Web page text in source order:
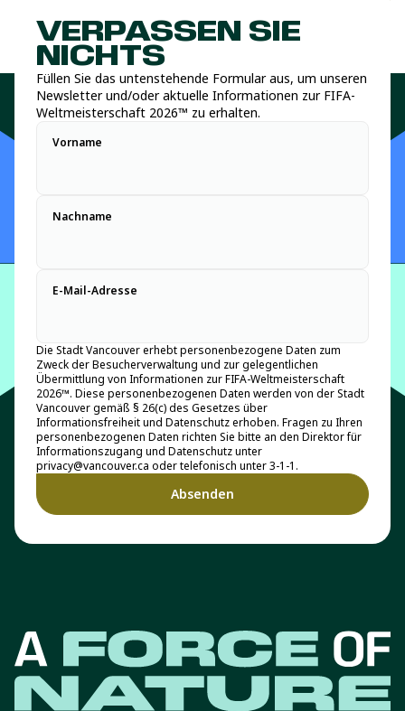
VERPASSEN SIE
NICHTS
Füllen Sie das untenstehende Formular aus, um unseren
Newsletter und/oder aktuelle Informationen zur FIFA-
Weltmeisterschaft 2026™ zu erhalten.
Vorname
Nachname
E-Mail-Adresse
Die Stadt Vancouver erhebt personenbezogene Daten zum
Zweck der Besucherverwaltung und zur gelegentlichen
Übermittlung von Informationen zur FIFA-Weltmeisterschaft
2026™. Diese personenbezogenen Daten werden von der Stadt
Vancouver gemäß § 26(c) des Gesetzes über
Informationsfreiheit und Datenschutz erhoben. Fragen zu Ihren
personenbezogenen Daten richten Sie bitte an den Direktor für
Informationszugang und Datenschutz unter
privacy@vancouver.ca oder telefonisch unter 3-1-1.